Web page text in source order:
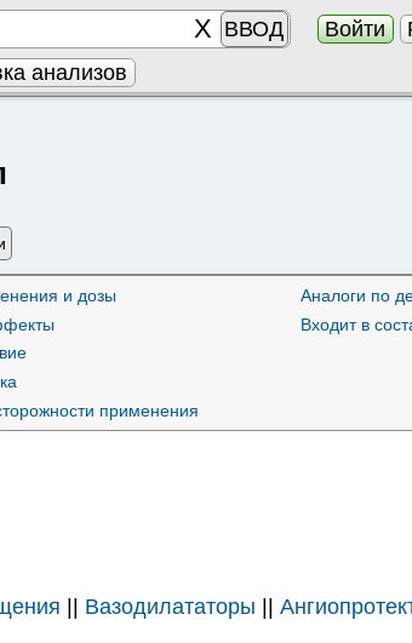
ВВОД Войти
анализов
и дозы
применения
Аналоги по
Входит в
|| Вазодилататоры ||